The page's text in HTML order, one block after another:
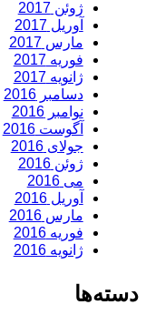
ژوئن 2017
آوریل 2017
مارس 2017
فوریه 2017
ژانویه 2017
دسامبر 2016
نوامبر 2016
آگوست 2016
جولای 2016
ژوئن 2016
می 2016
آوریل 2016
مارس 2016
فوریه 2016
ژانویه 2016
دسته‌ها